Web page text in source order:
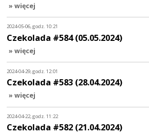
» więcej
2024-05-06, godz. 10:21
Czekolada #584 (05.05.2024)
» więcej
2024-04-29, godz. 12:01
Czekolada #583 (28.04.2024)
» więcej
2024-04-22, godz. 11:22
Czekolada #582 (21.04.2024)